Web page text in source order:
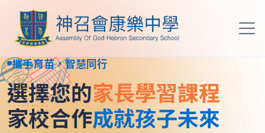
攜手育苗，智慧同行
選擇您的家長學習課程
家校合作成就孩子未來